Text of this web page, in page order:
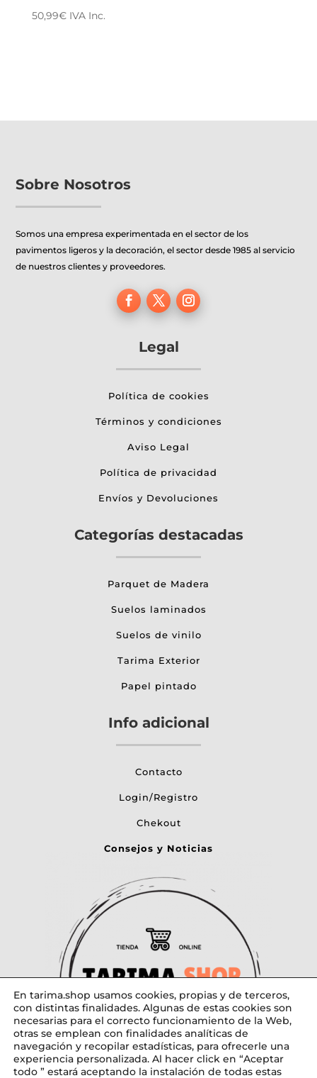
50,99€ IVA Inc.
Sobre Nosotros
Somos una empresa experimentada en el sector de los
pavimentos ligeros y la decoración, el sector desde 1985 al servicio
de nuestros clientes y proveedores.
Legal
Política de cookies
Términos y condiciones
Aviso Legal
Política de privacidad
Envíos y Devoluciones
Categorías destacadas
Parquet de Madera
Suelos laminados
Suelos de vinilo
Tarima Exterior
Papel pintado
Info adicional
Contacto
Login/Registro
Chekout
Consejos y Noticias
En tarima.shop usamos cookies, propias y de terceros,
con distintas finalidades. Algunas de estas cookies son
necesarias para el correcto funcionamiento de la Web,
otras se emplean con finalidades analíticas de
navegación y recopilar estadísticas, para ofrecerle una
experiencia personalizada. Al hacer click en “Aceptar
todo ” estará aceptando la instalación de todas estas